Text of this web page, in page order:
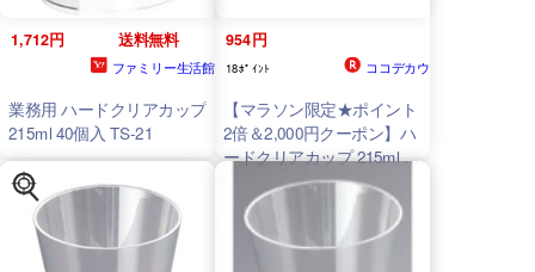
1,712円 送料無料
ファミリー生活館
業務用 ハードクリアカップ
215ml 40個入 TS-21
954円
18ﾎﾟｲﾝﾄ ココデカウ
【マラソン限定★ポイント
2倍＆2,000円クーポン】ハ
ードクリアカップ 215ml 40
個入 TS-21 クリアカップ
使いきり食器 キッチン テ
ーブル